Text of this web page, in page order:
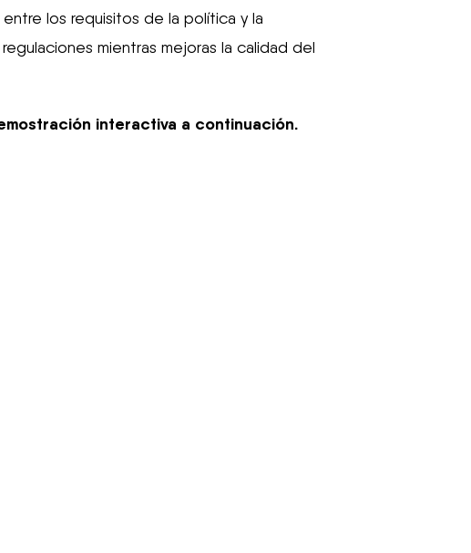
los requisitos de la política y la
mientras mejoras la calidad del
interactiva a continuación.